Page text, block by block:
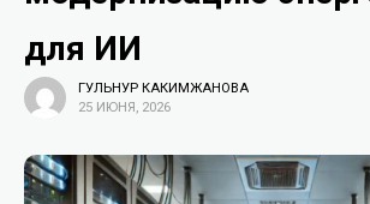
для ИИ
ГУЛЬНУР КАКИМЖАНОВА
25 ИЮНЯ, 2026